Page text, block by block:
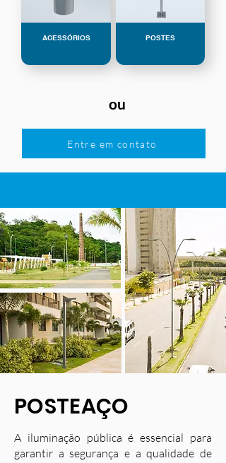
ACESSÓRIOS POSTES
ou
Entre em contato
POSTEAÇO
A iluminação pública é essencial para
garantir a segurança e a qualidade de